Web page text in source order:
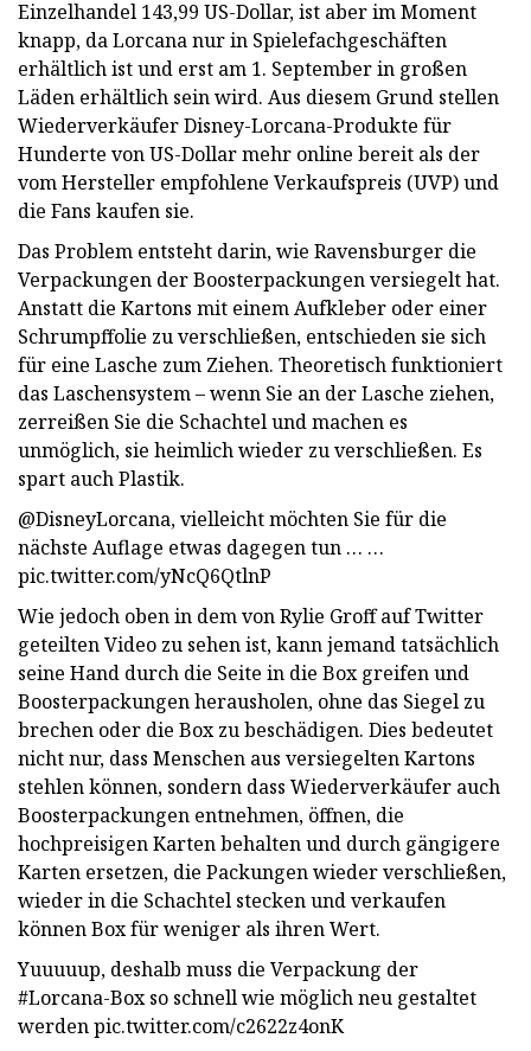
Einzelhandel 143,99 US-Dollar, ist aber im Moment
knapp, da Lorcana nur in Spielefachgeschäften
erhältlich ist und erst am 1. September in großen
Läden erhältlich sein wird. Aus diesem Grund stellen
Wiederverkäufer Disney-Lorcana-Produkte für
Hunderte von US-Dollar mehr online bereit als der
vom Hersteller empfohlene Verkaufspreis (UVP) und
die Fans kaufen sie.
Das Problem entsteht darin, wie Ravensburger die
Verpackungen der Boosterpackungen versiegelt hat.
Anstatt die Kartons mit einem Aufkleber oder einer
Schrumpffolie zu verschließen, entschieden sie sich
für eine Lasche zum Ziehen. Theoretisch funktioniert
das Laschensystem – wenn Sie an der Lasche ziehen,
zerreißen Sie die Schachtel und machen es
unmöglich, sie heimlich wieder zu verschließen. Es
spart auch Plastik.
@DisneyLorcana, vielleicht möchten Sie für die
nächste Auflage etwas dagegen tun … …
pic.twitter.com/yNcQ6QtlnP
Wie jedoch oben in dem von Rylie Groff auf Twitter
geteilten Video zu sehen ist, kann jemand tatsächlich
seine Hand durch die Seite in die Box greifen und
Boosterpackungen herausholen, ohne das Siegel zu
brechen oder die Box zu beschädigen. Dies bedeutet
nicht nur, dass Menschen aus versiegelten Kartons
stehlen können, sondern dass Wiederverkäufer auch
Boosterpackungen entnehmen, öffnen, die
hochpreisigen Karten behalten und durch gängigere
Karten ersetzen, die Packungen wieder verschließen,
wieder in die Schachtel stecken und verkaufen
können Box für weniger als ihren Wert.
Yuuuuup, deshalb muss die Verpackung der
#Lorcana-Box so schnell wie möglich neu gestaltet
werden pic.twitter.com/c2622z4onK